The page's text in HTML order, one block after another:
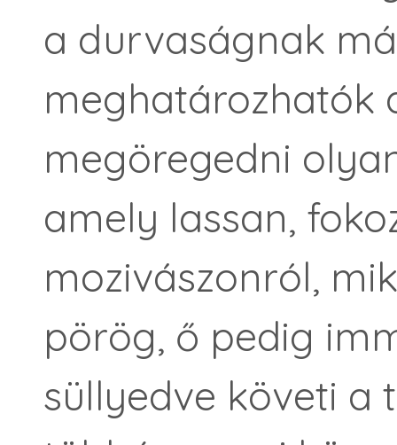
a durvaságnak
meghatározhatók
megöregedni
amely lassan,
mozivászonról,
pörög, ő pedig
süllyedve követi a